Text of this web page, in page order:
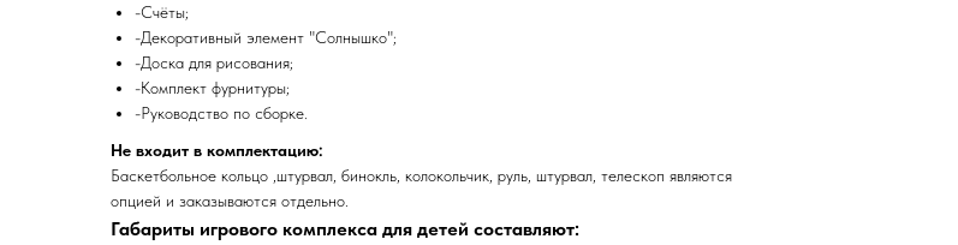
-Счёты;
-Декоративный элемент "Солнышко";
-Доска для рисования;
-Комплект фурнитуры;
-Руководство по сборке.
Не входит в комплектацию:
Баскетбольное кольцо ,штурвал, бинокль, колокольчик, руль, штурвал, телескоп являются
опцией и заказываются отдельно.
Габариты игрового комплекса для детей составляют: